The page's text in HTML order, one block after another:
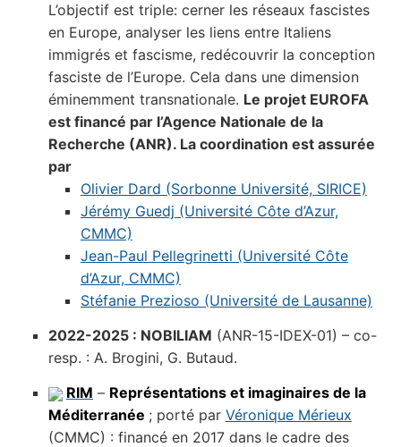
L’objectif est triple: cerner les réseaux fascistes
en Europe, analyser les liens entre Italiens
immigrés et fascisme, redécouvrir la conception
fasciste de l’Europe. Cela dans une dimension
éminemment transnationale. Le projet EUROFA
est financé par l’Agence Nationale de la
Recherche (ANR). La coordination est assurée
par
Olivier Dard (Sorbonne Université, SIRICE)
Jérémy Guedj (Université Côte d’Azur,
CMMC)
Jean-Paul Pellegrinetti (Université Côte
d’Azur, CMMC)
Stéfanie Prezioso (Université de Lausanne)
2022-2025 : NOBILIAM (ANR-15-IDEX-01) – co-
resp. : A. Brogini, G. Butaud.
RIM – Représentations et imaginaires de la
Méditerranée ; porté par Véronique Mérieux
(CMMC) : financé en 2017 dans le cadre des